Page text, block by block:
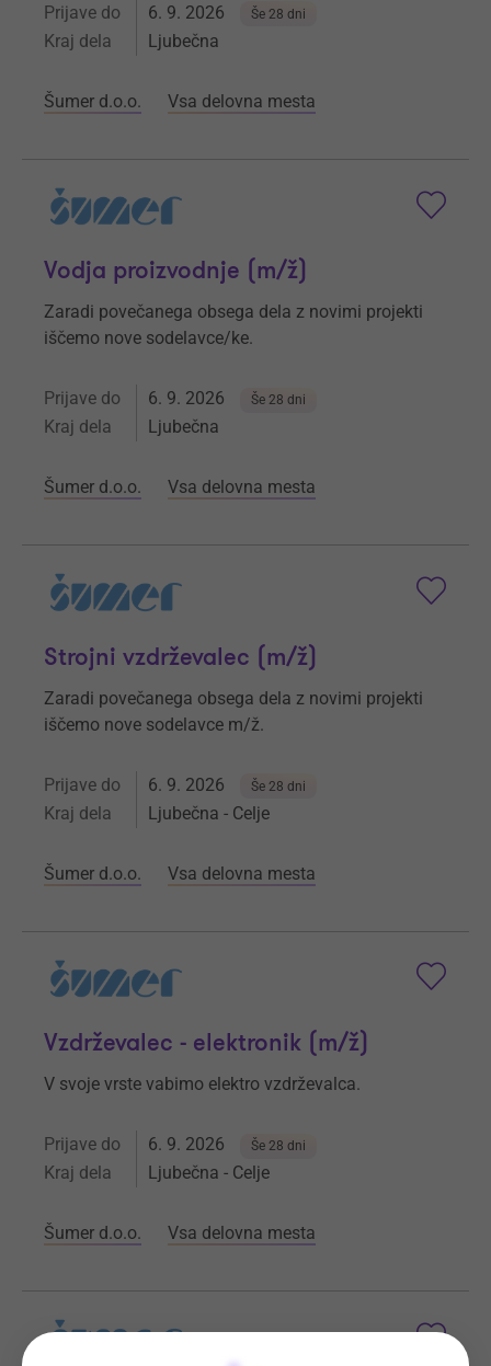
Prijave do 6. 9. 2026 Še 28 dni
Kraj dela Ljubečna
Šumer d.o.o. Vsa delovna mesta
Vodja proizvodnje (m/ž)
Zaradi povečanega obsega dela z novimi projekti
iščemo nove sodelavce/ke.
Prijave do 6. 9. 2026 Še 28 dni
Kraj dela Ljubečna
Šumer d.o.o. Vsa delovna mesta
Strojni vzdrževalec (m/ž)
Zaradi povečanega obsega dela z novimi projekti
iščemo nove sodelavce m/ž.
Prijave do 6. 9. 2026 Še 28 dni
Kraj dela Ljubečna - Celje
Šumer d.o.o. Vsa delovna mesta
Vzdrževalec - elektronik (m/ž)
V svoje vrste vabimo elektro vzdrževalca.
Prijave do 6. 9. 2026 Še 28 dni
Kraj dela Ljubečna - Celje
Šumer d.o.o. Vsa delovna mesta